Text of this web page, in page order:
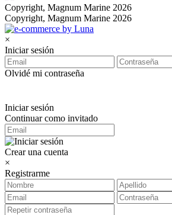
Copyright, Magnum Marine 2026
Copyright, Magnum Marine 2026
×
Iniciar sesión
Olvidé mi contraseña
Iniciar sesión
Continuar como invitado
Crear una cuenta
×
Registrarme